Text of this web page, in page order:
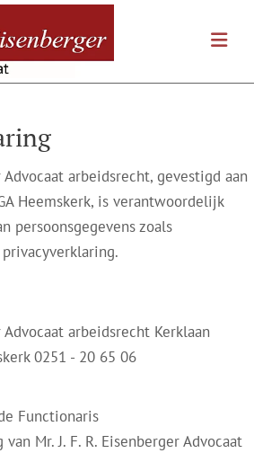
Advocaat arbeidsrecht, gevestigd aan
Heemskerk, is verantwoordelijk
persoonsgegevens zoals
Advocaat arbeidsrecht Kerklaan
0251 - 20 65 06
Functionaris
Mr. J. F. R. Eisenberger Advocaat